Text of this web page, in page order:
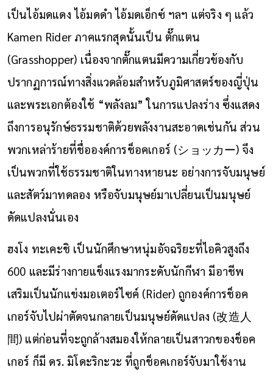
เป็นไอ้มดแดง ไอ้มดดำ ไอ้มดเอ็กซ์ ฯลฯ แต่จริง ๆ แล้ว
Kamen Rider ภาคแรกสุดนั้นเป็น ตั๊กแตน
(Grasshopper) เนื่องจากตั๊กแตนมีความเกี่ยวข้องกับ
ปรากฏการณ์ทางสิ่งแวดล้อมสำหรับภูมิศาสตร์ของญี่ปุ่น
และพระเอกต้องใช้ “พลังลม” ในการแปลงร่าง ซึ่งแสดง
ถึงการอนุรักษ์ธรรมชาติด้วยพลังงานสะอาดเช่นกัน ส่วน
พวกเหล่าร้ายที่ชื่อองค์การช็อคเกอร์ (ショッカー) จึง
เป็นพวกที่ใช้ธรรมชาติในทางหายนะ อย่างการจับมนุษย์
และสัตว์มาทดลอง หรือจับมนุษย์มาเปลี่ยนเป็นมนุษย์
ดัดแปลงนั่นเอง
ฮงโง ทะเคะชิ เป็นนักศึกษาหนุ่มอัจฉริยะที่ไอคิวสูงถึง
600 และมีร่างกายแข็งแรงมากระดับนักกีฬา มีอาชีพ
เสริมเป็นนักแข่งมอเตอร์ไซค์ (Rider) ถูกองค์การช็อค
เกอร์จับไปผ่าตัดจนกลายเป็นมนุษย์ดัดแปลง (改造人
間) แต่ก่อนที่จะถูกล้างสมองให้กลายเป็นสาวกของช็อค
เกอร์ ก็มี ดร. มิโดะริกะวะ ที่ถูกช็อคเกอร์จับมาใช้งาน